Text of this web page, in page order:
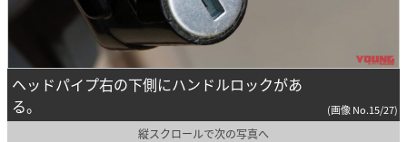
ヘッドパイプ右の下側にハンドルロックがあ
る。
(画像 No.15/27)
縦スクロールで次の写真へ